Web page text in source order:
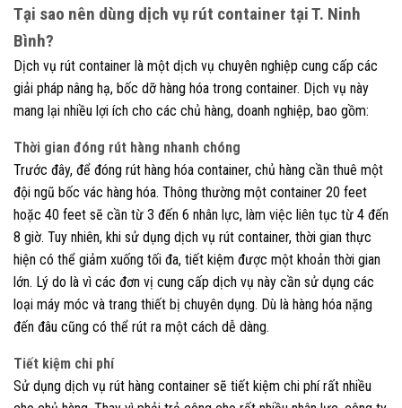
Tại sao nên dùng dịch vụ rút container tại T. Ninh
Bình?
Dịch vụ rút container là một dịch vụ chuyên nghiệp cung cấp các
giải pháp nâng hạ, bốc dỡ hàng hóa trong container. Dịch vụ này
mang lại nhiều lợi ích cho các chủ hàng, doanh nghiệp, bao gồm:
Thời gian đóng rút hàng nhanh chóng
Trước đây, để đóng rút hàng hóa container, chủ hàng cần thuê một
đội ngũ bốc vác hàng hóa. Thông thường một container 20 feet
hoặc 40 feet sẽ cần từ 3 đến 6 nhân lực, làm việc liên tục từ 4 đến
8 giờ. Tuy nhiên, khi sử dụng dịch vụ rút container, thời gian thực
hiện có thể giảm xuống tối đa, tiết kiệm được một khoản thời gian
lớn. Lý do là vì các đơn vị cung cấp dịch vụ này cần sử dụng các
loại máy móc và trang thiết bị chuyên dụng. Dù là hàng hóa nặng
đến đâu cũng có thể rút ra một cách dễ dàng.
Tiết kiệm chi phí
Sử dụng dịch vụ rút hàng container sẽ tiết kiệm chi phí rất nhiều